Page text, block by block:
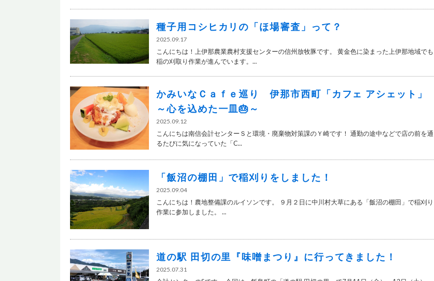
種子用コシヒカリの「ほ場審査」って？
2025.09.17
こんにちは！上伊那農業農村支援センターの信州放牧豚です。 黄金色に染まった上伊那地域でも
稲の刈取り作業が進んでいます。...
かみいなＣａｆｅ巡り 伊那市西町「カフェ アシェット」
～心を込めた一皿🎂～
2025.09.12
こんにちは南信会計センターＳと環境・廃棄物対策課のＹ崎です！ 通勤の途中などで店の前を通
るたびに気になっていた「C...
「飯沼の棚田」で稲刈りをしました！
2025.09.04
こんにちは！農地整備課のルイソンです。 ９月２日に中川村大草にある「飯沼の棚田」で稲刈り
作業に参加しました。 ...
道の駅 田切の里『味噌まつり』に行ってきました！
2025.07.31